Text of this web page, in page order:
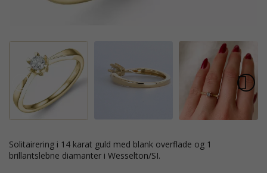
solitairering i 14 karat guld med blank overflade og 1
brillantslebne diamanter i Wesselton/SI.